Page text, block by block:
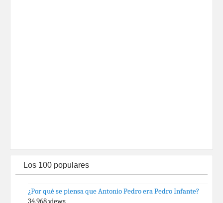
Los 100 populares
¿Por qué se piensa que Antonio Pedro era Pedro Infante?
34,968 views